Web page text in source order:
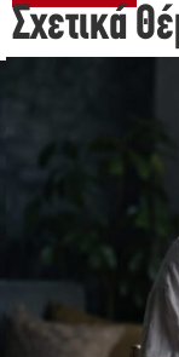
Σχετικά